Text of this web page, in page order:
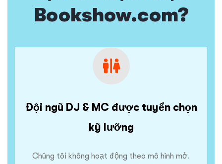
Bookshow.com?
Đội ngũ DJ & MC được tuyển chọn
kỹ lưỡng
Chúng tôi không hoạt động theo mô hình mở.